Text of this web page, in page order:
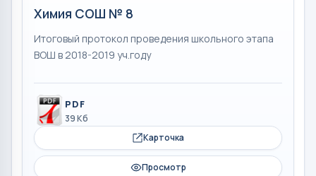
Химия СОШ № 8
Итоговый протокол проведения школьного этапа
ВОШ в 2018-2019 уч.году
PDF
39 Кб
Карточка
Просмотр